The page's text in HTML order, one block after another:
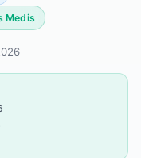
Medis